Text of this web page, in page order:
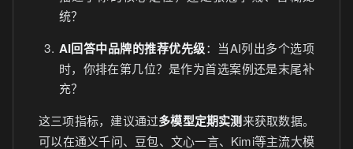
统？
AI回答中品牌的推荐优先级：当AI列出多个选项
时，你排在第几位？是作为首选案例还是末尾补
充？
这三项指标，建议通过多模型定期实测来获取数据。
可以在通义千问、豆包、文心一言、Kimi等主流大模